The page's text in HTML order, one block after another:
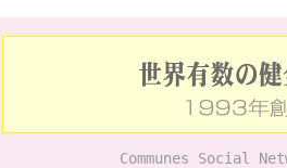
Communes Social